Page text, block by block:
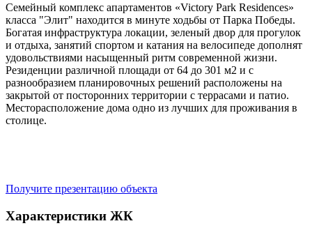
Семейный комплекс апартаментов «Victory Park Residences»
класса "Элит" находится в минуте ходьбы от Парка Победы.
Богатая инфраструктура локации, зеленый двор для прогулок
и отдыха, занятий спортом и катания на велосипеде дополнят
удовольствиями насыщенный ритм современной жизни.
Резиденции различной площади от 64 до 301 м2 и с
разнообразием планировочных решений расположены на
закрытой от посторонних территории с террасами и патио.
Месторасположение дома одно из лучших для проживания в
столице.
Получите презентацию объекта
Характеристики ЖК